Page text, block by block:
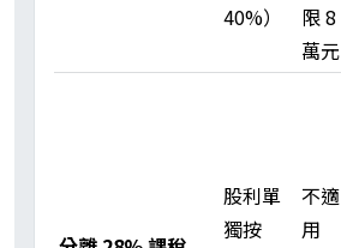
40%）
限 8
萬元
股利單
獨按
不適
用